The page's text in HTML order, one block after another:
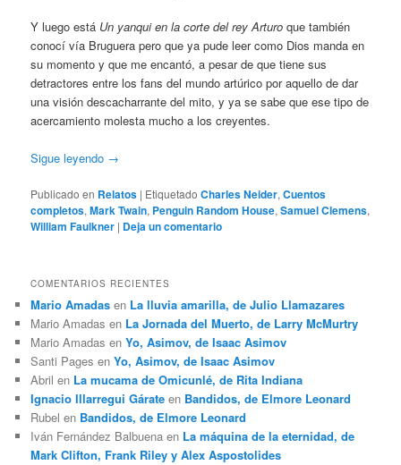
Y luego está Un yanqui en la corte del rey Arturo que también
conocí vía Bruguera pero que ya pude leer como Dios manda en
su momento y que me encantó, a pesar de que tiene sus
detractores entre los fans del mundo artúrico por aquello de dar
una visión descacharrante del mito, y ya se sabe que ese tipo de
acercamiento molesta mucho a los creyentes.
Sigue leyendo →
Publicado en Relatos | Etiquetado Charles Neider,Cuentos
completos,Mark Twain, Penguin Random House,Samuel Clemens,
William Faulkner | Deja un comentario
COMENTARIOS RECIENTES
Mario Amadas en La lluvia amarilla, de Julio Llamazares
Mario Amadas en La Jornada del Muerto, de Larry McMurtry
Mario Amadas enYo, Asimov, de Isaac Asimov
Santi Pages enYo, Asimov, de Isaac Asimov
Abril en La mucama de Omicunlé, de Rita Indiana
Ignacio Illarregui Gárate en Bandidos, de Elmore Leonard
Rubel en Bandidos, de Elmore Leonard
Iván Fernández Balbuena en La máquina de la eternidad, de
Mark Clifton, Frank Riley y Alex Aspostolides